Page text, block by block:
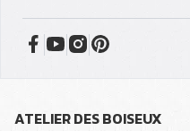
ATELIER DES BOISEUX